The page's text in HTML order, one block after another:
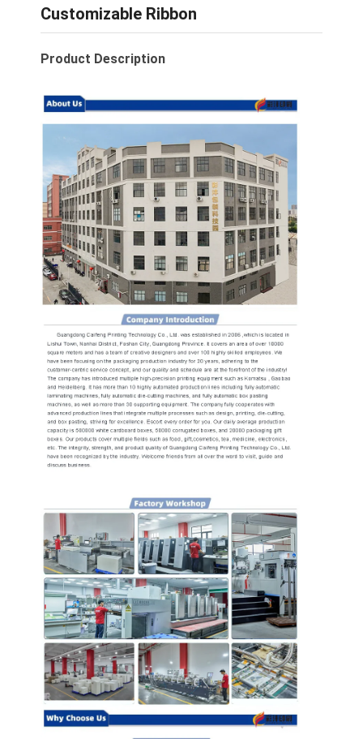
홈
제품
우리 에 관한 것
Customizable Ribbon
Product Description